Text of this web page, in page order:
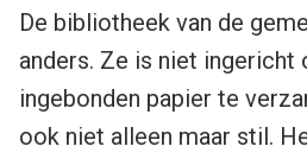
De bibliotheek van de
anders. Ze is niet
ingebonden papier te
ook niet alleen maar stil.